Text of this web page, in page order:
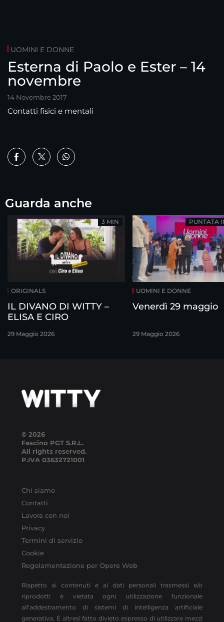
UOMINI E DONNE
Esterna di Paolo e Ester – 14
novembre
14 Novembre 2017
Contatti fisici e mentali
Guarda anche
ORIGINALS
IL DIVANO DI WITTY –
ELISA E CIRO
29 Maggio 2026
3 MIN
UOMINI E DONNE
Venerdì 29 maggio
29 Maggio 2026
PUNTATA
© 2026
Fascino PGT S.R.L.
All rights reserved.
P.IVA 03632721001
Chi siamo
Contatti
Lavora con noi
Privacy
Termini di servizio
Cookie
Regolamentazione per Opere Web
Rispetto ai contenuti e ai dati personali trasmessi e/o
riprodotti è vietata ogni utilizzazione funzionale
all’addestramento di sistemi di intelligenza artificiale
generativa. È altresì fatto divieto espresso di utilizzare mezzi